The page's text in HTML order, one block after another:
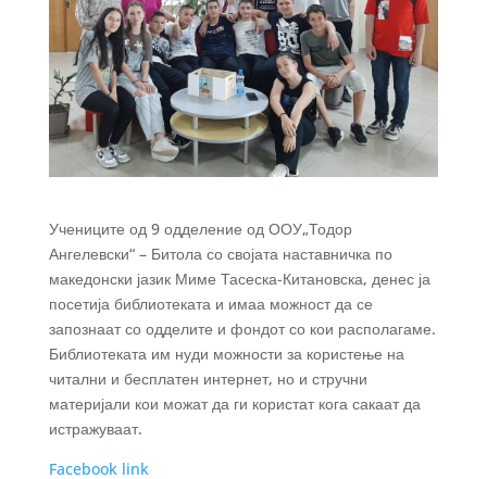
Учениците од 9 одделение од ООУ„Тодор
Ангелевски“ – Битола со својата наставничка по
македонски јазик Миме Тасеска-Китановска, денес ја
посетија библиотеката и имаа можност да се
запознаат со одделите и фондот со кои располагаме.
Библиотеката им нуди можности за користење на
читални и бесплатен интернет, но и стручни
материјали кои можат да ги користат кога сакаат да
истражуваат.
Facebook link